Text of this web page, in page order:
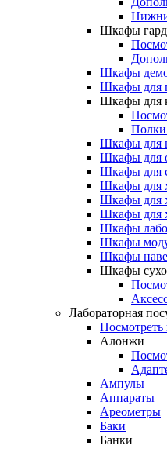
Шкафы
Шкафы
Шкафы для
Шкафы для
Шкафы для
Шкафы для
Шкафы для
Шкафы для
Шкафы для
Шкафы для
Шкафы
Шкафы
Шкафы
Шкафы
Лабораторная
Посмотреть
Алонжи
Ампулы
Аппараты
Ареометры
Баки
Банки